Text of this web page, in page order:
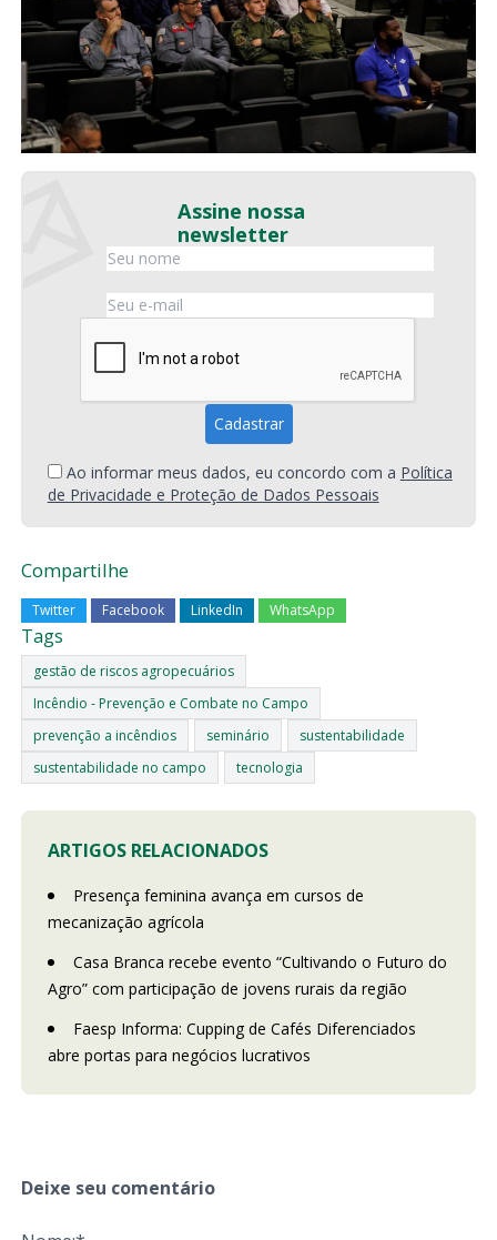
Assine nossa
newsletter
Ao informar meus dados, eu concordo com a Política
de Privacidade e Proteção de Dados Pessoais
Compartilhe
Twitter Facebook LinkedIn WhatsApp
Tags
gestão de riscos agropecuários
Incêndio - Prevenção e Combate no Campo
prevenção a incêndios
seminário
sustentabilidade
sustentabilidade no campo
tecnologia
ARTIGOS RELACIONADOS
Presença feminina avança em cursos de
mecanização agrícola
Casa Branca recebe evento “Cultivando o Futuro do
Agro” com participação de jovens rurais da região
Faesp Informa: Cupping de Cafés Diferenciados
abre portas para negócios lucrativos
Deixe seu comentário